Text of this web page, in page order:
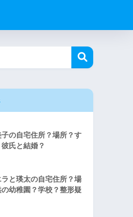
の自宅住所？場所？す
氏と結婚？
と瑛太の自宅住所？場
幼稚園？学校？整形疑